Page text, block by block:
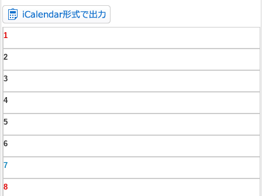
1
2
3
4
5
6
7
8